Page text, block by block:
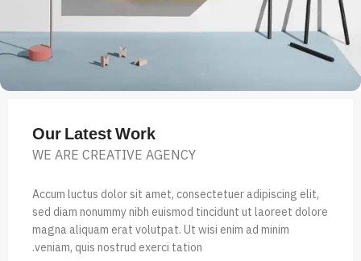
Our Latest Work
WE ARE CREATIVE AGENCY
Accum luctus dolor sit amet, consectetuer adipiscing elit,
sed diam nonummy nibh euismod tincidunt ut laoreet dolore
magna aliquam erat volutpat. Ut wisi enim ad minim
veniam, quis nostrud exerci tation.